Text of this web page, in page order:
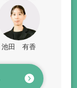
池田 有香